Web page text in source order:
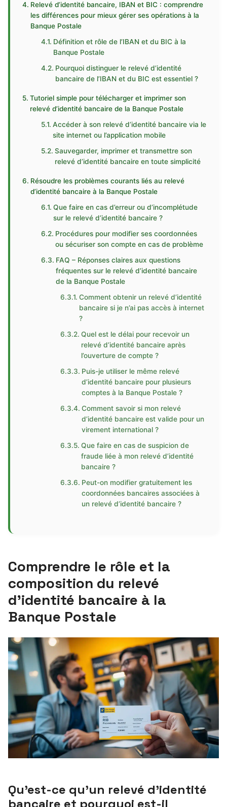
Relevé d’identité bancaire, IBAN et BIC : comprendre
les différences pour mieux gérer ses opérations à la
Banque Postale
Définition et rôle de l’IBAN et du BIC à la
Banque Postale
Pourquoi distinguer le relevé d’identité
bancaire de l’IBAN et du BIC est essentiel ?
Tutoriel simple pour télécharger et imprimer son
relevé d’identité bancaire de la Banque Postale
Accéder à son relevé d’identité bancaire via le
site internet ou l’application mobile
Sauvegarder, imprimer et transmettre son
relevé d’identité bancaire en toute simplicité
Résoudre les problèmes courants liés au relevé
d’identité bancaire à la Banque Postale
Que faire en cas d’erreur ou d’incomplétude
sur le relevé d’identité bancaire ?
Procédures pour modifier ses coordonnées
ou sécuriser son compte en cas de problème
FAQ – Réponses claires aux questions
fréquentes sur le relevé d’identité bancaire
de la Banque Postale
Comment obtenir un relevé d’identité
bancaire si je n’ai pas accès à internet
?
Quel est le délai pour recevoir un
relevé d’identité bancaire après
l’ouverture de compte ?
Puis-je utiliser le même relevé
d’identité bancaire pour plusieurs
comptes à la Banque Postale ?
Comment savoir si mon relevé
d’identité bancaire est valide pour un
virement international ?
Que faire en cas de suspicion de
fraude liée à mon relevé d’identité
bancaire ?
Peut-on modifier gratuitement les
coordonnées bancaires associées à
un relevé d’identité bancaire ?
Comprendre le rôle et la
composition du relevé
d’identité bancaire à la
Banque Postale
Qu’est-ce qu’un relevé d’identité
bancaire et pourquoi est-il